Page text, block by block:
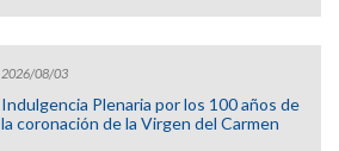
2026/08/03
Indulgencia Plenaria por los 100 años de
la coronación de la Virgen del Carmen